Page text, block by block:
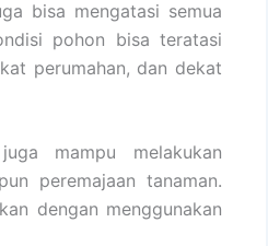
bisa mengatasi semua
pohon bisa teratasi
perumahan, dan dekat
mampu melakukan
peremajaan tanaman.
dengan menggunakan